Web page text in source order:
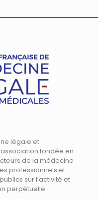
légale et
fondée en
de la médecine
professionnels et
sur l’activité et
perpétuelle